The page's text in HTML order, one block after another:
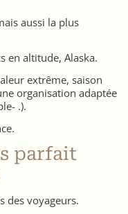
aussi la plus
en altitude, Alaska.
extrême, saison
organisation adaptée
.).
parfait
des voyageurs.